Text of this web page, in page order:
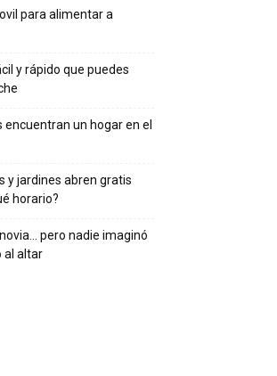
para alimentar a
y rápido que puedes
un hogar en el
y jardines abren gratis
horario?
pero nadie imaginó
al altar